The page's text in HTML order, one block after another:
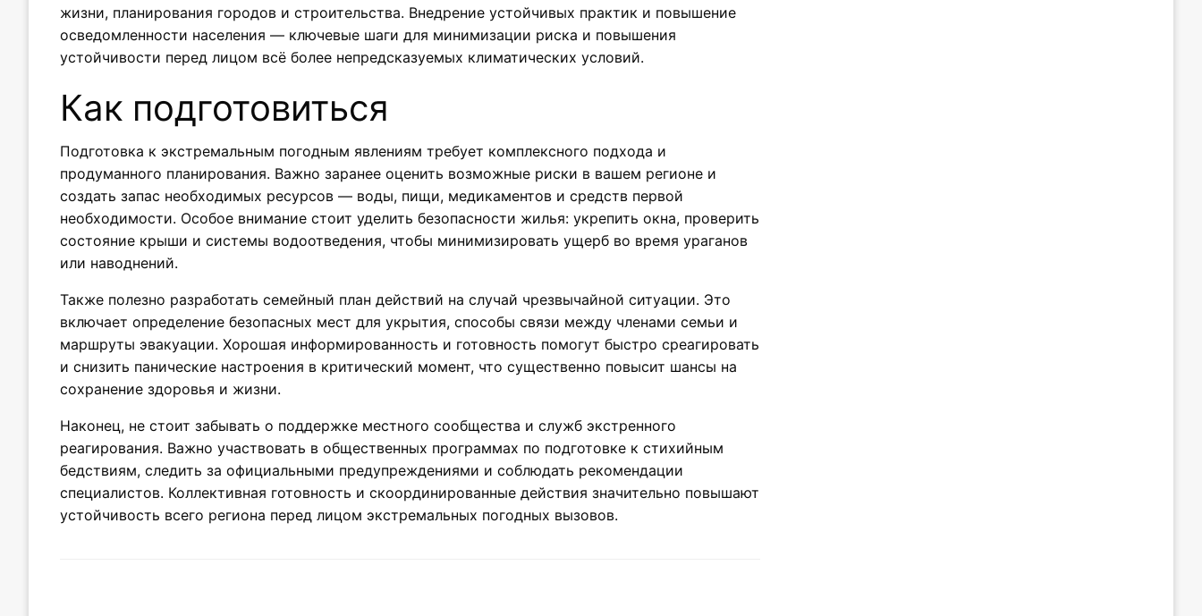
жизни, планирования городов и строительства. Внедрение устойчивых практик и повышение
осведомленности населения — ключевые шаги для минимизации риска и повышения
устойчивости перед лицом всё более непредсказуемых климатических условий.
Как подготовиться
Подготовка к экстремальным погодным явлениям требует комплексного подхода и
продуманного планирования. Важно заранее оценить возможные риски в вашем регионе и
создать запас необходимых ресурсов — воды, пищи, медикаментов и средств первой
необходимости. Особое внимание стоит уделить безопасности жилья: укрепить окна, проверить
состояние крыши и системы водоотведения, чтобы минимизировать ущерб во время ураганов
или наводнений.
Также полезно разработать семейный план действий на случай чрезвычайной ситуации. Это
включает определение безопасных мест для укрытия, способы связи между членами семьи и
маршруты эвакуации. Хорошая информированность и готовность помогут быстро среагировать
и снизить панические настроения в критический момент, что существенно повысит шансы на
сохранение здоровья и жизни.
Наконец, не стоит забывать о поддержке местного сообщества и служб экстренного
реагирования. Важно участвовать в общественных программах по подготовке к стихийным
бедствиям, следить за официальными предупреждениями и соблюдать рекомендации
специалистов. Коллективная готовность и скоординированные действия значительно повышают
устойчивость всего региона перед лицом экстремальных погодных вызовов.